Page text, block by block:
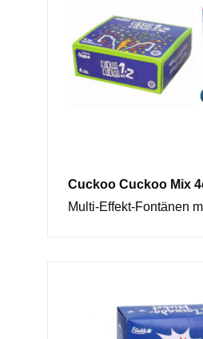
Cuckoo Cuckoo Mix
Multi-Effekt-Fontänen